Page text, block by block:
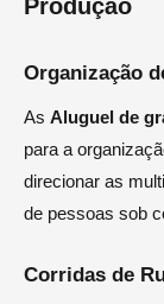
Produção
Organização
As Aluguel de
para a
direcionar as
de pessoas sob
Corridas de